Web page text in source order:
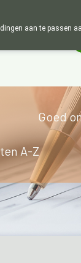
Goed
A-Z
aan te passen